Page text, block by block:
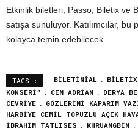
Etkinlik biletleri, Passo, Biletix ve
satışa sunuluyor. Katılımcılar, bu
kolayca temin edebilecek.
TAGS : BILETINIAL BILETIX
KONSERI”
CEM ADRIAN DERYA
CEVRIYE
GÖZLERIMI KAPARIM
HARBIYE CEMIL TOPUZLU AÇIK
İBRAHIM TATLISES
KHRUANGBIN